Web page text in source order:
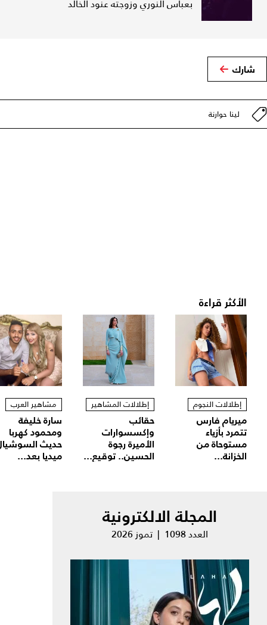
بعباس النوري وزوجته عنود الخالد
شارك
لينا حوارنة
الأكثر قراءة
إطلالات النجوم
ميريام فارس
تتمرد بأزياء
مستوحاة من
الخزانة...
إطلالات المشاهير
حقائب
وإكسسوارات
الأميرة رجوة
الحسين.. توقيع...
مشاهير العرب
سارة خليفة
ومحمود كهربا
حديث
ميديا بعد...
المجلة الالكترونية
العدد 1098 | تموز 2026